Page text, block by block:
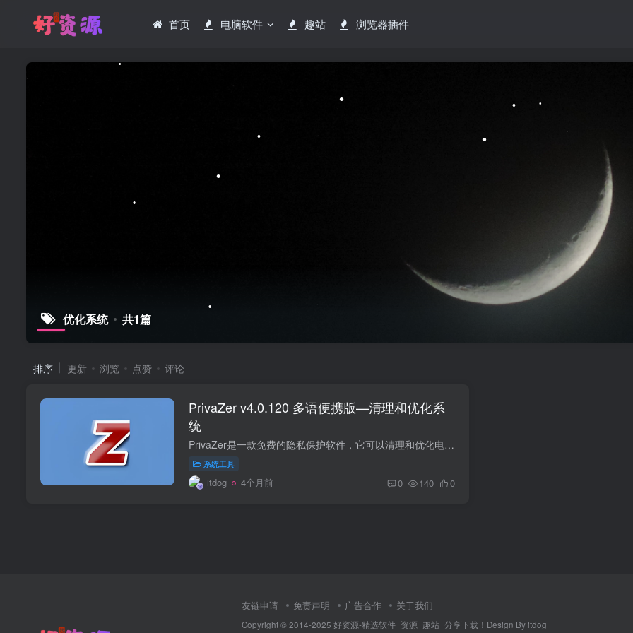
首页 电脑软件 趣站 浏览器插件
优化系统 共1篇
排序 更新 浏览 点赞 评论
PrivaZer v4.0.120 多语便携版—清理和优化系
统
PrivaZer是一款免费的隐私保护软件，它可以清理和优化电脑系统，以保护个人隐私，包括临时文件、浏览器缓存、注册表残留等。
系统工具
itdog 4个月前 0 140 0
友链申请 免责声明 广告合作 关于我们
Copyright © 2014-2025 好资源-精选软件_资源_趣站_分享下载！Design By itdog